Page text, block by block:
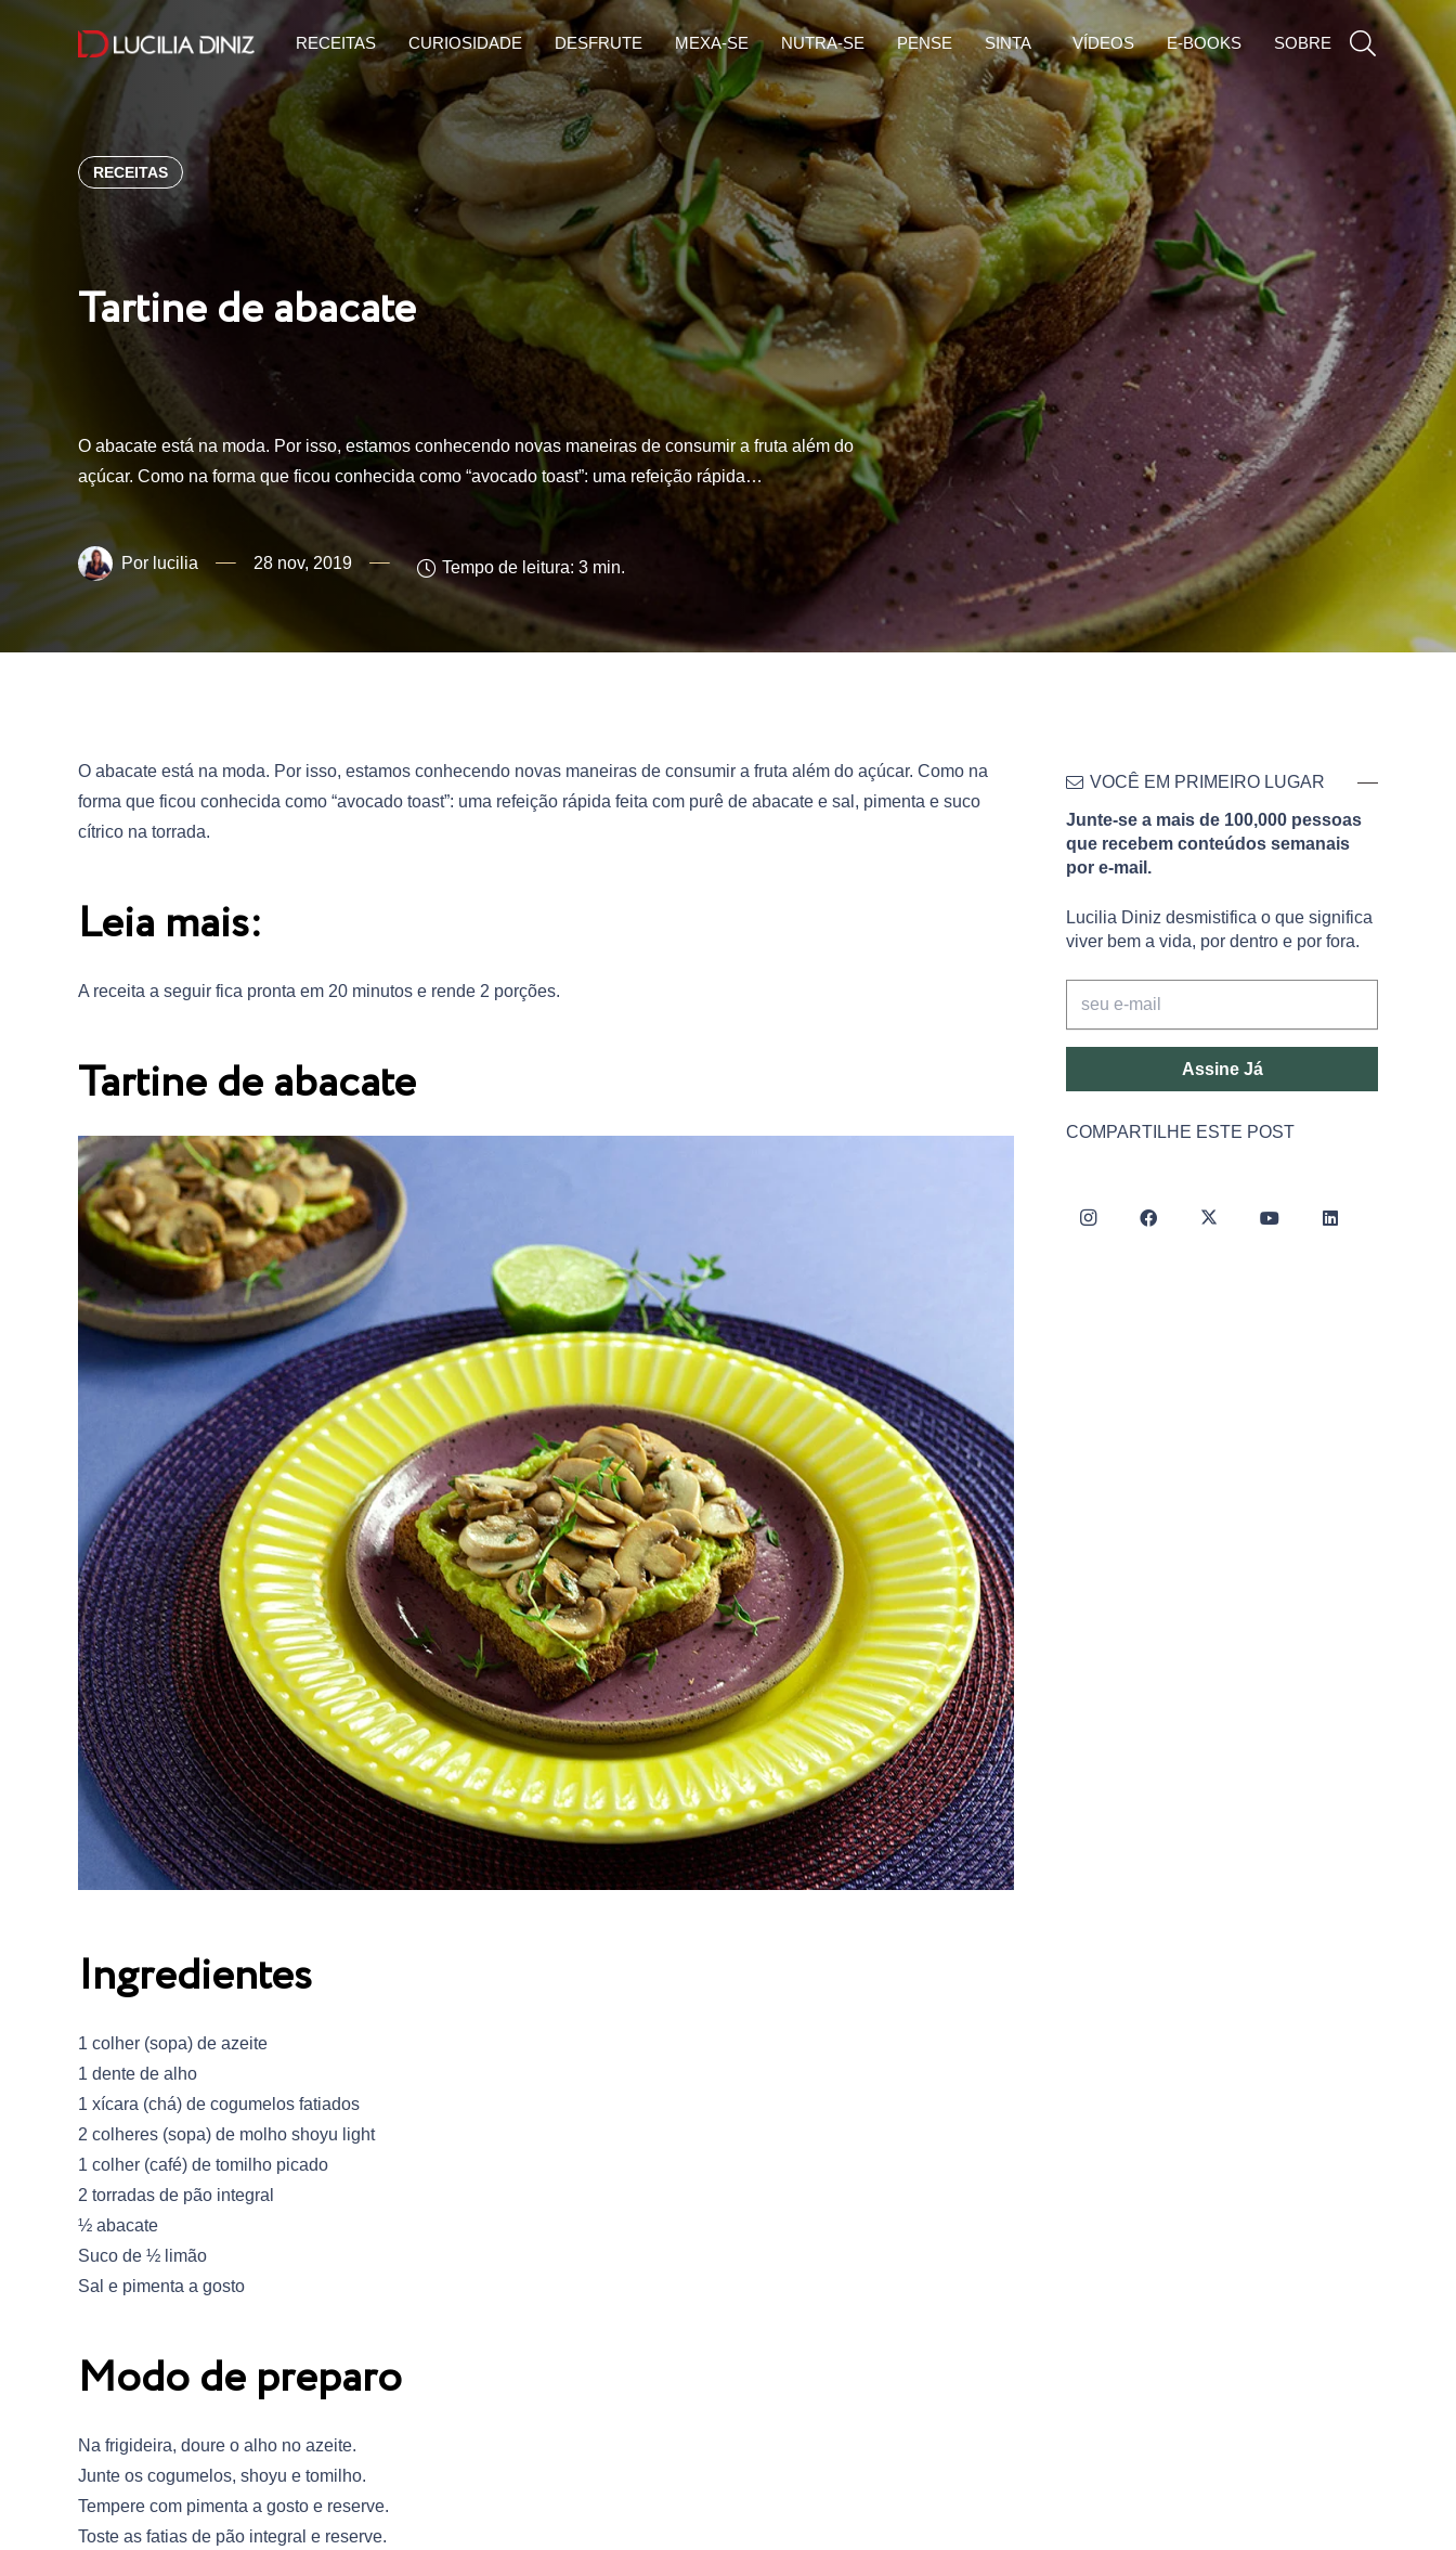
RECEITAS CURIOSIDADE DESFRUTE MEXA-SE NUTRA-SE PENSE SINTA VÍDEOS E-BOOKS SOBRE
RECEITAS
Tartine de abacate
O abacate está na moda. Por isso, estamos conhecendo novas maneiras de consumir a fruta além do
açúcar. Como na forma que ficou conhecida como “avocado toast”: uma refeição rápida…
lucilia 28 nov, 2019 Tempo de leitura: 3 min.
O abacate está na moda. Por isso, estamos conhecendo novas maneiras de consumir a fruta além do açúcar. Como na
forma que ficou conhecida como “avocado toast”: uma refeição rápida feita com purê de abacate e sal, pimenta e suco
cítrico na torrada.
Leia mais:
A receita a seguir fica pronta em 20 minutos e rende 2 porções.
Tartine de abacate
Ingredientes
1 colher (sopa) de azeite
1 dente de alho
1 xícara (chá) de cogumelos fatiados
2 colheres (sopa) de molho shoyu light
1 colher (café) de tomilho picado
2 torradas de pão integral
½ abacate
Suco de ½ limão
Sal e pimenta a gosto
Modo de preparo
Na frigideira, doure o alho no azeite.
Junte os cogumelos, shoyu e tomilho.
Tempere com pimenta a gosto e reserve.
Toste as fatias de pão integral e reserve.
VOCÊ EM PRIMEIRO LUGAR
Junte-se a mais de 100,000 pessoas
que recebem conteúdos semanais
por e-mail.
Lucilia Diniz desmistifica o que significa
viver bem a vida, por dentro e por fora.
Assine Já
COMPARTILHE ESTE POST